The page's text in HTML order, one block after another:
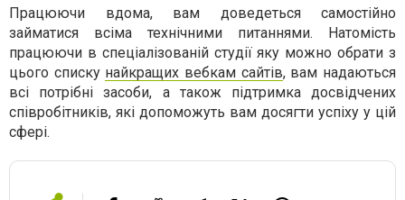
Працюючи вдома, вам доведеться самостійно
займатися всіма технічними питаннями. Натомість
працюючи в спеціалізованій студії яку можно обрати з
цього списку найкращих вебкам сайтів, вам надаються
всі потрібні засоби, а також підтримка досвідчених
співробітників, які допоможуть вам досягти успіху у цій
сфері.